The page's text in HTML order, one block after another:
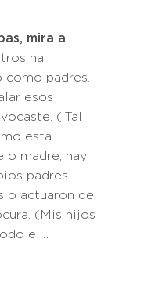
mira a
ha
como padres.
esos
(¡Tal
esta
o madre, hay
padres
o actuaron de
(Mis hijos
el…